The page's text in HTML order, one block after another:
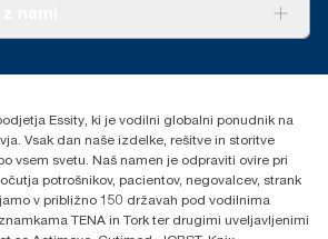
Professional Hygiene
Essity, ki je vodilni globalni ponudnik na
Vsak dan naše izdelke, rešitve in storitve
vsem svetu. Naš namen je odpraviti ovire pri
potrošnikov, pacientov, negovalcev, strank
v približno 150 državah pod vodilnima
TENA in Tork ter drugimi uveljavljenimi